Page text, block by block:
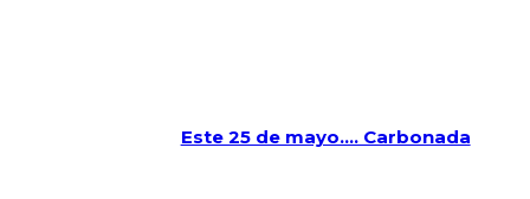
Este 25 de mayo…. Carbonada